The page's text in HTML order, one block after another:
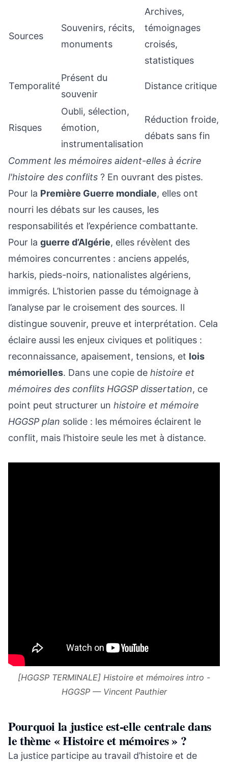
Sources
Souvenirs, récits,
monuments
Archives,
témoignages
croisés,
statistiques
Temporalité
Présent du
souvenir
Distance critique
Risques
Oubli, sélection,
émotion,
instrumentalisation
Réduction froide,
débats sans fin
Comment les mémoires aident-elles à écrire
l'histoire des conflits ? En ouvrant des pistes.
Pour la Première Guerre mondiale, elles ont
nourri les débats sur les causes, les
responsabilités et l’expérience combattante.
Pour la guerre d’Algérie, elles révèlent des
mémoires concurrentes : anciens appelés,
harkis, pieds-noirs, nationalistes algériens,
immigrés. L’historien passe du témoignage à
l’analyse par le croisement des sources. Il
distingue souvenir, preuve et interprétation. Cela
éclaire aussi les enjeux civiques et politiques :
reconnaissance, apaisement, tensions, et lois
mémorielles. Dans une copie de histoire et
mémoires des conflits HGGSP dissertation, ce
point peut structurer un histoire et mémoire
HGGSP plan solide : les mémoires éclairent le
conflit, mais l’histoire seule les met à distance.
[HGGSP TERMINALE] Histoire et mémoires intro -
HGGSP — Vincent Pauthier
Pourquoi la justice est-elle centrale dans
le thème « Histoire et mémoires » ?
La justice participe au travail d’histoire et de